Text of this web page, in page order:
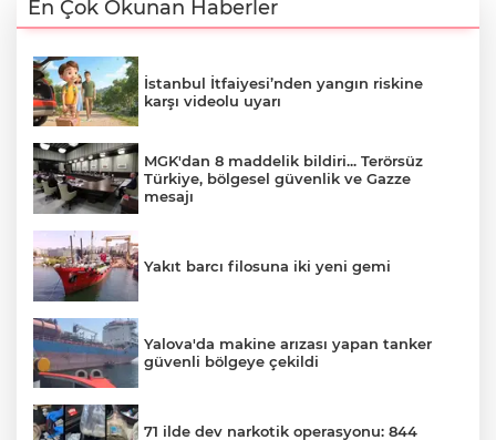
En Çok Okunan Haberler
İstanbul İtfaiyesi’nden yangın riskine
karşı videolu uyarı
MGK'dan 8 maddelik bildiri... Terörsüz
Türkiye, bölgesel güvenlik ve Gazze
mesajı
Yakıt barcı filosuna iki yeni gemi
Yalova'da makine arızası yapan tanker
güvenli bölgeye çekildi
71 ilde dev narkotik operasyonu: 844